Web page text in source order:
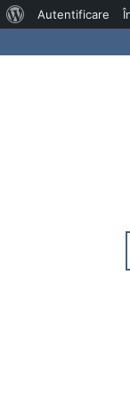
Despre
Autentificare
to